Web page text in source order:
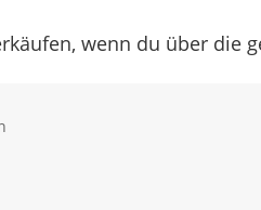
wenn du über die